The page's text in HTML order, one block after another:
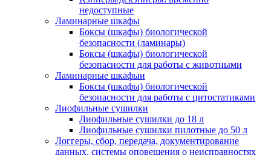
недоступные
Ламинарные шкафы
Боксы (шкафы) биологической
безопасности (ламинары)
Боксы (шкафы) биологической
безопасности для работы с животными
Ламинарные шкафыи
Боксы (шкафы) биологической
безопасности для работы с цитостатиками
Лиофильные сушилки
Лиофильные сушилки до 18 л
Лиофильные сушилки пилотные до 50 л
Логгеры, сбор, передача, документирование
данных, системы оповещения о неисправностях